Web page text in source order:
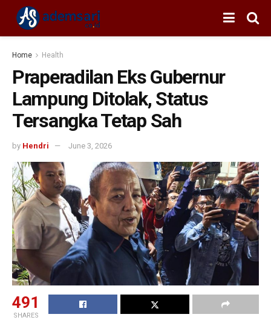
Home Health
Praperadilan Eks Gubernur
Lampung Ditolak, Status
Tersangka Tetap Sah
by Hendri June 3, 2026
491
SHARES